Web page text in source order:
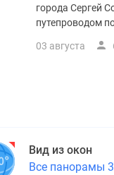
города Сергей
путепроводом
03 августа
Вид из окон
Все панорамы